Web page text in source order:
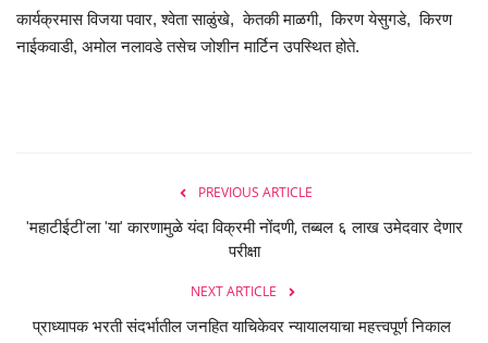
कार्यक्रमास विजया पवार, श्वेता साळुंखे, केतकी माळगी, किरण येसुगडे, किरण
नाईकवाडी, अमोल नलावडे तसेच जोशीन मार्टिन उपस्थित होते.
PREVIOUS ARTICLE
'महाटीईटी'ला 'या' कारणामुळे यंदा विक्रमी नोंदणी, तब्बल ६ लाख उमेदवार देणार
परीक्षा
NEXT ARTICLE
प्राध्यापक भरती संदर्भातील जनहित याचिकेवर न्यायालयाचा महत्त्वपूर्ण निकाल